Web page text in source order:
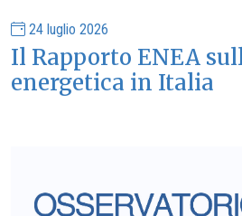
24 luglio 2026
Il Rapporto ENEA
energetica in Italia